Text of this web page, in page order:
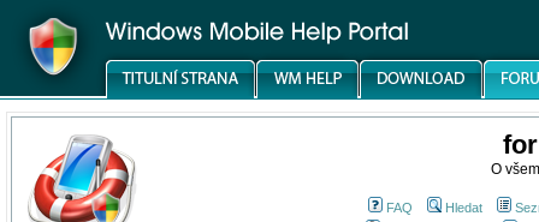
O
FAQ Hledat